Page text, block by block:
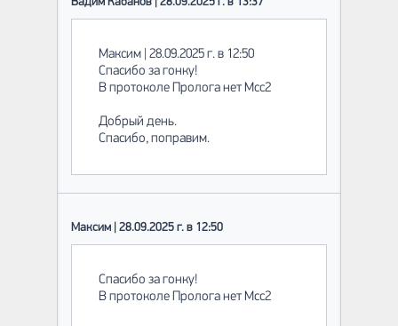
Максим | 28.09.2025 г. в 12:50
Спасибо за гонку!
В протоколе Пролога нет Мсс2
Добрый день.
Спасибо, поправим.
Максим | 28.09.2025 г. в 12:50
Спасибо за гонку!
В протоколе Пролога нет Мсс2